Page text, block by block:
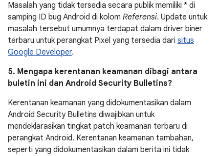
Masalah yang tidak tersedia secara publik memiliki * di
samping ID bug Android di kolom Referensi. Update untuk
masalah tersebut umumnya terdapat dalam driver biner
terbaru untuk perangkat Pixel yang tersedia dari situs
Google Developer.
5. Mengapa kerentanan keamanan dibagi antara
buletin ini dan Android Security Bulletins?
Kerentanan keamanan yang didokumentasikan dalam
Android Security Bulletins diwajibkan untuk
mendeklarasikan tingkat patch keamanan terbaru di
perangkat Android. Kerentanan keamanan tambahan,
seperti yang didokumentasikan dalam berita ini tidak